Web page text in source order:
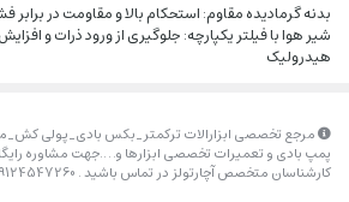
بدنه گرمادیده مقاوم: استحکام بالا و مقاومت در برابر
شیر هوا با فیلتر یکپارچه: جلوگیری از ورود ذرات و
هیدرولیک
مرجع تخصصی ابزارالات ترکمتر_بکس بادی_پولی
پمپ بادی و تعمیرات تخصصی ابزارها و….جهت مشاوره
کارشناسان متخصص آچارتولز در تماس باشید . 09124547260 – 09127640366